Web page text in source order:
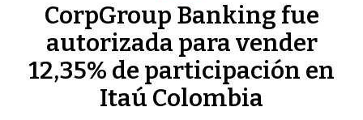
CorpGroup Banking fue
autorizada para vender
12,35% de participación en
Itaú Colombia